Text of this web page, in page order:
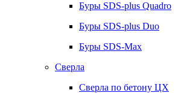
Буры SDS-plus Quadro
Буры SDS-plus Duo
Буры SDS-Max
Сверла
Сверла по бетону ЦХ